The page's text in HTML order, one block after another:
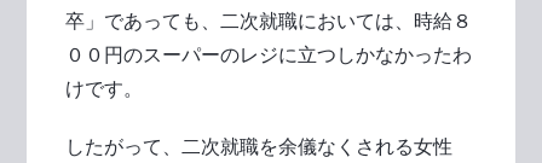
卒」であっても、二次就職においては、時給８
００円のスーパーのレジに立つしかなかったわ
けです。
したがって、二次就職を余儀なくされる女性